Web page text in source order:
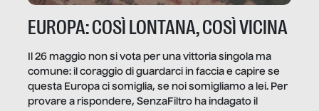
EUROPA: COSÌ LONTANA, COSÌ VICINA
Il 26 maggio non si vota per una vittoria singola ma
comune: il coraggio di guardarci in faccia e capire se
questa Europa ci somiglia, se noi somigliamo a lei. Per
provare a rispondere, SenzaFiltro ha indagato il